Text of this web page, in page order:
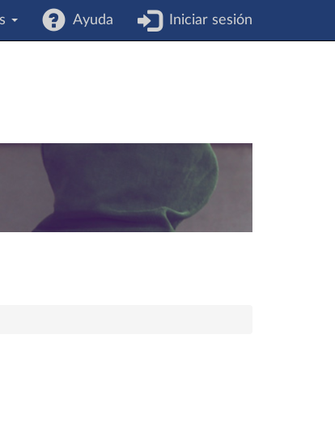
Ayuda Iniciar sesión